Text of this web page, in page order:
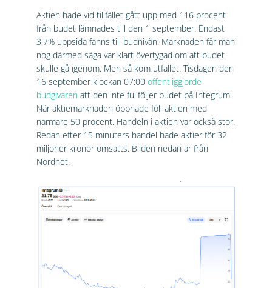
Aktien hade vid tillfället gått upp med 116 procent
från budet lämnades till den 1 september. Endast
3,7% uppsida fanns till budnivån. Marknaden får man
nog därmed säga var klart övertygad om att budet
skulle gå igenom. Men så kom utfallet. Tisdagen den
16 september klockan 07:00 offentliggjorde
budgivaren att den inte fullföljer budet på Integrum.
När aktiemarknaden öppnade föll aktien med
närmare 50 procent. Handeln i aktien var också stor.
Redan efter 15 minuters handel hade aktier för 32
miljoner kronor omsatts. Bilden nedan är från
Nordnet.